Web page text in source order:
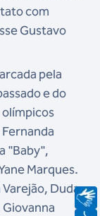
com
Gustavo
pela
e do
"Baby",
Marques.
Duda